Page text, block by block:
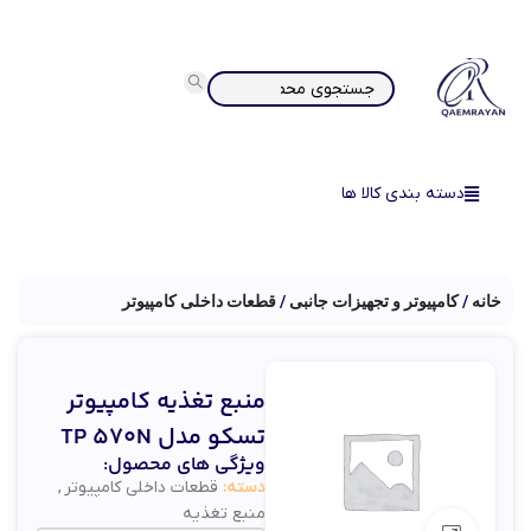
دسته بندی کالا ها
خانه کامپیوتر و تجهیزات جانبی قطعات داخلی کامپیوتر
منبع تغذیه کامپیوتر
تسکو مدل TP 570N
ویژگی های محصول:
دسته: قطعات داخلی کامپیوتر ,
منبع تغذیه